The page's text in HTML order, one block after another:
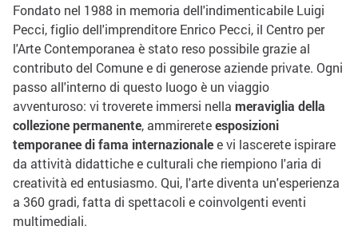
Fondato nel 1988 in memoria dell'indimenticabile Luigi
Pecci, figlio dell'imprenditore Enrico Pecci, il Centro per
l'Arte Contemporanea è stato reso possibile grazie al
contributo del Comune e di generose aziende private. Ogni
passo all'interno di questo luogo è un viaggio
avventuroso: vi troverete immersi nella meraviglia della
collezione permanente, ammirereteesposizioni
temporanee di fama internazionalee vi lascerete ispirare
da attività didattiche e culturali che riempiono l'aria di
creatività ed entusiasmo. Qui, l'arte diventa un'esperienza
a 360 gradi, fatta di spettacoli e coinvolgenti eventi
multimediali.